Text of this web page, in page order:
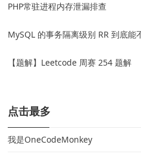
PHP常驻进程内存泄漏排查
MySQL 的事务隔离级别 RR 到底能
【题解】Leetcode 周赛 254 题解
点击最多
我是OneCodeMonkey